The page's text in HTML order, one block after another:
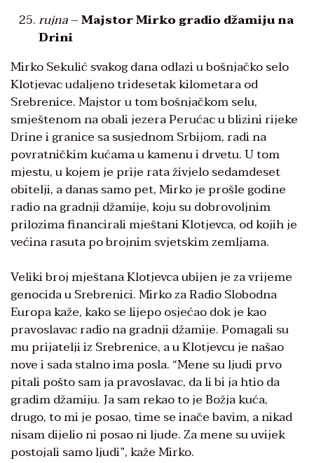
rujna–Majstor Mirko gradio džamiju na
Drini
Mirko Sekulić svakog dana odlazi u bošnjačko selo
Klotjevac udaljeno tridesetak kilometara od
Srebrenice. Majstor u tom bošnjačkom selu,
smještenom na obali jezera Perućac u blizini rijeke
Drine i granice sa susjednom Srbijom, radi na
povratničkim kućama u kamenu i drvetu. U tom
mjestu, u kojem je prije rata živjelo sedamdeset
obitelji, a danas samo pet, Mirko je prošle godine
radio na gradnji džamije, koju su dobrovoljnim
prilozima financirali mještani Klotjevca, od kojih je
većina rasuta po brojnim svjetskim zemljama.
Veliki broj mještana Klotjevca ubijen je za vrijeme
genocida u Srebrenici. Mirko za Radio Slobodna
Europa kaže, kako se lijepo osjećao dok je kao
pravoslavac radio na gradnji džamije. Pomagali su
mu prijatelji iz Srebrenice, a u Klotjevcu je našao
nove i sada stalno ima posla. “Mene su ljudi prvo
pitali pošto sam ja pravoslavac, da li bi ja htio da
gradim džamiju. Ja sam rekao to je Božja kuća,
drugo, to mi je posao, time se inače bavim, a nikad
nisam dijelio ni posao ni ljude. Za mene su uvijek
postojali samo ljudi”, kaže Mirko.